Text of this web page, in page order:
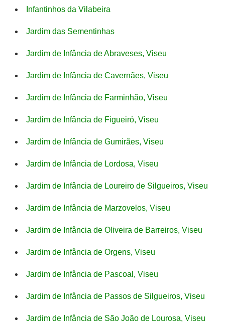
Infantinhos da Vilabeira
Jardim das Sementinhas
Jardim de Infância de Abraveses, Viseu
Jardim de Infância de Cavernães, Viseu
Jardim de Infância de Farminhão, Viseu
Jardim de Infância de Figueiró, Viseu
Jardim de Infância de Gumirães, Viseu
Jardim de Infância de Lordosa, Viseu
Jardim de Infância de Loureiro de Silgueiros, Viseu
Jardim de Infância de Marzovelos, Viseu
Jardim de Infância de Oliveira de Barreiros, Viseu
Jardim de Infância de Orgens, Viseu
Jardim de Infância de Pascoal, Viseu
Jardim de Infância de Passos de Silgueiros, Viseu
Jardim de Infância de São João de Lourosa, Viseu